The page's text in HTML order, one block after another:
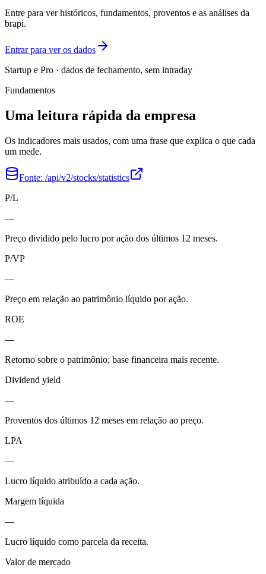
Entre para ver históricos, fundamentos, proventos e as análises da
brapi.
Entrar para ver os dados
Startup e Pro · dados de fechamento, sem intraday
Fundamentos
Uma leitura rápida da empresa
Os indicadores mais usados, com uma frase que explica o que cada
um mede.
Fonte: /api/v2/stocks/statistics
P/L
—
Preço dividido pelo lucro por ação dos últimos 12 meses.
P/VP
—
Preço em relação ao patrimônio líquido por ação.
ROE
—
Retorno sobre o patrimônio; base financeira mais recente.
Dividend yield
—
Proventos dos últimos 12 meses em relação ao preço.
LPA
—
Lucro líquido atribuído a cada ação.
Margem líquida
—
Lucro líquido como parcela da receita.
Valor de mercado